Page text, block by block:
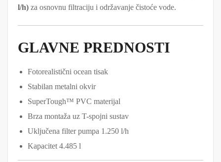
l/h) za osnovnu filtraciju i održavanje čistoće vode.
GLAVNE PREDNOSTI
Fotorealistični ocean tisak
Stabilan metalni okvir
SuperTough™ PVC materijal
Brza montaža uz T-spojni sustav
Uključena filter pumpa 1.250 l/h
Kapacitet 4.485 l